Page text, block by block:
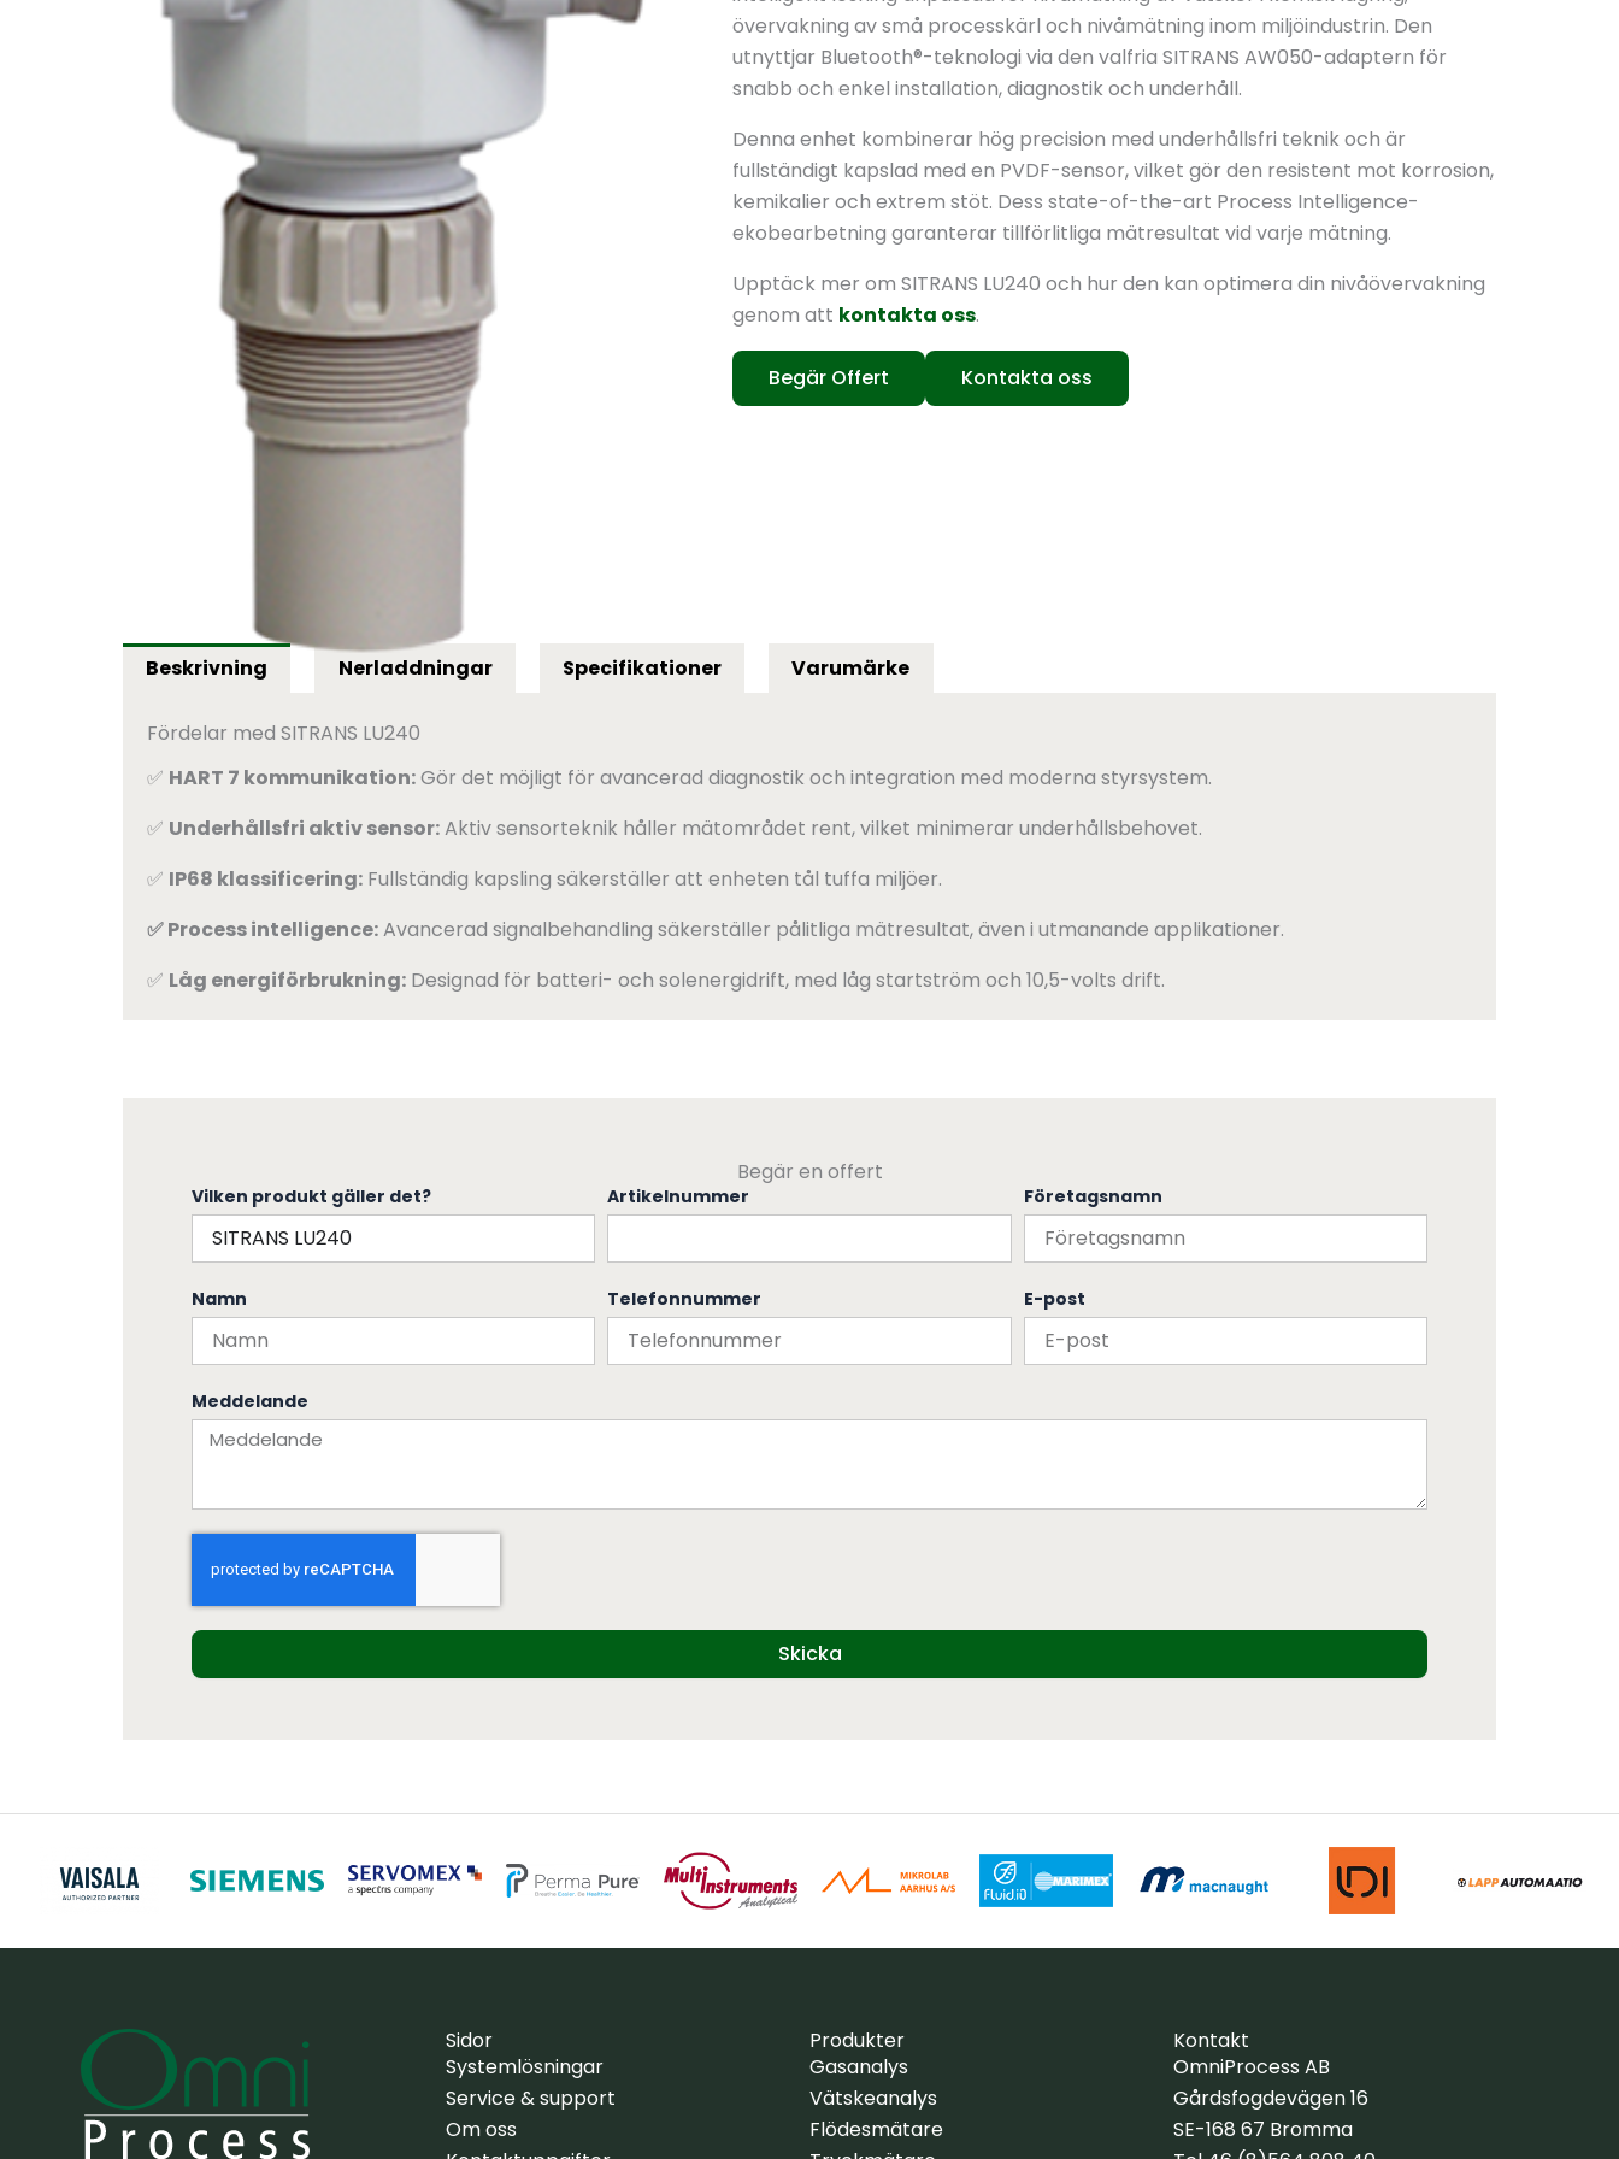
övervakning av små processkärl och nivåmätning inom miljöindustrin. Den
utnyttjar Bluetooth®-teknologi via den valfria SITRANS AW050-adaptern för
snabb och enkel installation, diagnostik och underhåll.
Denna enhet kombinerar hög precision med underhållsfri teknik och är
fullständigt kapslad med en PVDF-sensor, vilket gör den resistent mot korrosion,
kemikalier och extrem stöt. Dess state-of-the-art Process Intelligence-
ekobearbetning garanterar tillförlitliga mätresultat vid varje mätning.
Upptäck mer om SITRANS LU240 och hur den kan optimera din nivåövervakning
genom att kontakta oss.
Begär Offert Kontakta oss
Beskrivning Nerladdningar Specifikationer Varumärke
Fördelar med SITRANS LU240
✅ HART 7 kommunikation:Gör det möjligt för avancerad diagnostik och integration med moderna styrsystem.
✅ Underhållsfri aktiv sensor:Aktiv sensorteknik håller mätområdet rent, vilket minimerar underhållsbehovet.
✅ IP68 klassificering: Fullständig kapsling säkerställer att enheten tål tuffa miljöer.
✅ Process intelligence:Avancerad signalbehandling säkerställer pålitliga mätresultat, även i utmanande applikationer.
✅ Låg energiförbrukning: Designad för batteri- och solenergidrift, med låg startström och 10,5-volts drift.
Begär en offert
Vilken produkt gäller det? Artikelnummer Företagsnamn
Namn Telefonnummer E-post
Meddelande
Skicka
Sidor
Systemlösningar
Service & support
Om oss
Produkter
Gasanalys
Vätskeanalys
Flödesmätare
Kontakt
OmniProcess AB
Gårdsfogdevägen 16
SE-168 67 Bromma